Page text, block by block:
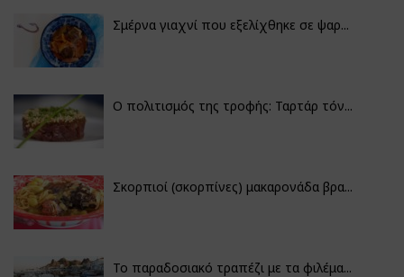
Σμέρνα γιαχνί που εξελίχθηκε σε ψαρ...
Ο πολιτισμός της τροφής: Ταρτάρ τόν...
Σκορπιοί (σκορπίνες) μακαρονάδα βρα...
Το παραδοσιακό τραπέζι με τα φιλέμα...